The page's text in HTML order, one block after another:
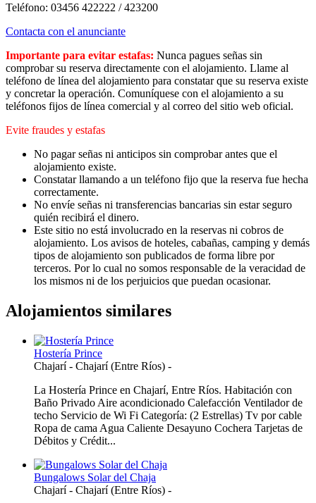
Teléfono: 03456 422222 / 423200
Contacta con el anunciante
Importante para evitar estafas: Nunca pagues señas sin
comprobar su reserva directamente con el alojamiento. Llame al
teléfono de línea del alojamiento para constatar que su reserva existe
y concretar la operación. Comuníquese con el alojamiento a su
teléfonos fijos de línea comercial y al correo del sitio web oficial.
Evite fraudes y estafas
No pagar señas ni anticipos sin comprobar antes que el
alojamiento existe.
Constatar llamando a un teléfono fijo que la reserva fue hecha
correctamente.
No envíe señas ni transferencias bancarias sin estar seguro
quién recibirá el dinero.
Este sitio no está involucrado en la reservas ni cobros de
alojamiento. Los avisos de hoteles, cabañas, camping y demás
tipos de alojamiento son publicados de forma libre por
terceros. Por lo cual no somos responsable de la veracidad de
los mismos ni de los perjuicios que puedan ocasionar.
Alojamientos similares
Hostería Prince
Chajarí- Chajarí (Entre Ríos) -
La Hostería Prince en Chajarí, Entre Ríos. Habitación con
Baño Privado Aire acondicionado Calefacción Ventilador de
techo Servicio de Wi Fi Categoría: (2 Estrellas) Tv por cable
Ropa de cama Agua Caliente Desayuno Cochera Tarjetas de
Débitos y Crédit...
Bungalows Solar del Chaja
Chajarí- Chajarí (Entre Ríos) -